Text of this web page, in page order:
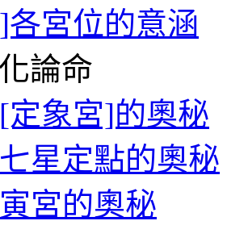
各宮位的意涵
論命
定象宮]的奧秘
星定點的奧秘
宮的奧秘